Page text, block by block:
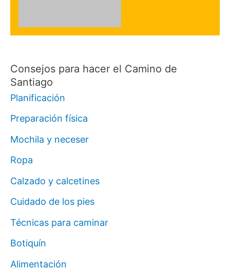
Consejos para hacer el Camino de
Santiago
Planificación
Preparación física
Mochila y neceser
Ropa
Calzado y calcetines
Cuidado de los pies
Técnicas para caminar
Botiquín
Alimentación